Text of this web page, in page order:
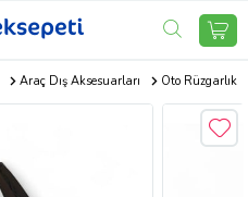
Araç Dış Aksesuarları Oto Rüzgarlık